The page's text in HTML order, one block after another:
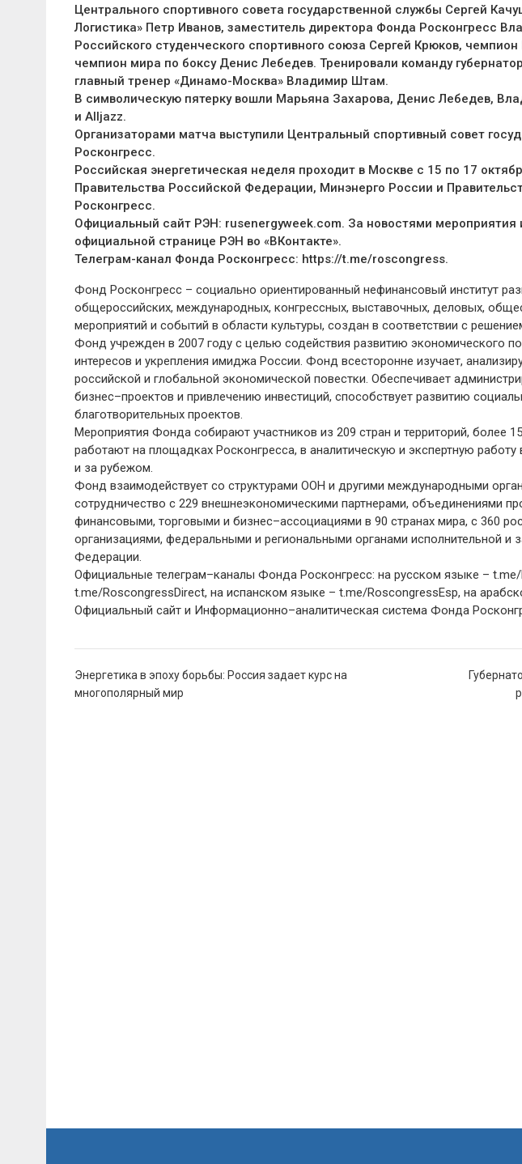
Центрального спортивного совета государственной службы Сергей
Логистика» Петр Иванов, заместитель директора Фонда Росконгресс
Российского студенческого спортивного союза Сергей Крюков,
чемпион мира по боксу Денис Лебедев. Тренировали команду
главный тренер «Динамо-Москва» Владимир Штам.
В символическую пятерку вошли Марьяна Захарова, Денис Лебедев,
и Alljazz.
Организаторами матча выступили Центральный спортивный совет
Росконгресс.
Российская энергетическая неделя проходит в Москве с 15 по 17
Правительства Российской Федерации, Минэнерго России и
Росконгресс.
Официальный сайт РЭН: rusenergyweek.com. За новостями мероприятия
официальной странице РЭН во «ВКонтакте».
Телеграм-канал Фонда Росконгресс: https://t.me/roscongress.
Фонд Росконгресс – социально ориентированный нефинансовый институт
общероссийских, международных, конгрессных, выставочных, деловых,
мероприятий и событий в области культуры, создан в соответствии с
Фонд учрежден в 2007 году с целью содействия развитию экономического
интересов и укрепления имиджа России. Фонд всесторонне изучает,
российской и глобальной экономической повестки. Обеспечивает
бизнес–проектов и привлечению инвестиций, способствует развитию
благотворительных проектов.
Мероприятия Фонда собирают участников из 209 стран и территорий, более
работают на площадках Росконгресса, в аналитическую и экспертную
и за рубежом.
Фонд взаимодействует со структурами ООН и другими международными
сотрудничество с 229 внешнеэкономическими партнерами, объединениями
финансовыми, торговыми и бизнес–ассоциациями в 90 странах мира, с 360
организациями, федеральными и региональными органами исполнительной и
Федерации.
Официальные телеграм–каналы Фонда Росконгресс: на русском языке –
t.me/RoscongressDirect, на испанском языке – t.me/RoscongressEsp, на
Официальный сайт и Информационно–аналитическая система Фонда
Навигация
по
Энергетика в эпоху борьбы: Россия задает курс на
многополярный мир